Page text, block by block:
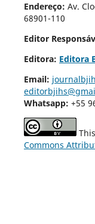
Endereço: Av.
68901-110
Editor
Editora: Editora
Email:
Whatsapp: +55
Commons